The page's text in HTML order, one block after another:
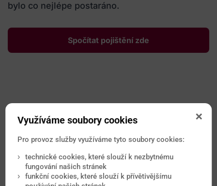
bylo co nejlépe postaráno.
Spočítat pojištění zde
Nejčtenější novinky
tropických onemocněních. Nové články každý měsíc.
Využíváme soubory cookies
Pro provoz služby využíváme tyto soubory cookies:
technické cookies, které slouží k nezbytnému
fungování našich stránek
funkční cookies, které slouží k přívětivějšímu